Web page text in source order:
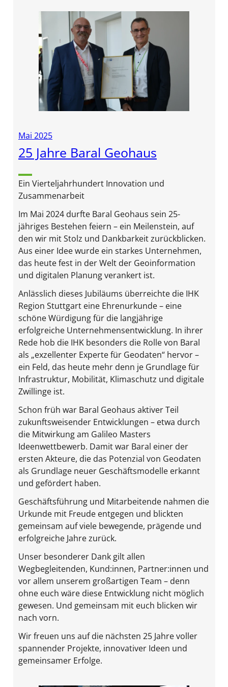
Mai 2025
25 Jahre Baral Geohaus
Ein Vierteljahrhundert Innovation und
Zusammenarbeit
Im Mai 2024 durfte Baral Geohaus sein 25-
jähriges Bestehen feiern – ein Meilenstein, auf
den wir mit Stolz und Dankbarkeit zurückblicken.
Aus einer Idee wurde ein starkes Unternehmen,
das heute fest in der Welt der Geoinformation
und digitalen Planung verankert ist.
Anlässlich dieses Jubiläums überreichte die IHK
Region Stuttgart eine Ehrenurkunde – eine
schöne Würdigung für die langjährige
erfolgreiche Unternehmensentwicklung. In ihrer
Rede hob die IHK besonders die Rolle von Baral
als „exzellenter Experte für Geodaten“ hervor –
ein Feld, das heute mehr denn je Grundlage für
Infrastruktur, Mobilität, Klimaschutz und digitale
Zwillinge ist.
Schon früh war Baral Geohaus aktiver Teil
zukunftsweisender Entwicklungen – etwa durch
die Mitwirkung am Galileo Masters
Ideenwettbewerb. Damit war Baral einer der
ersten Akteure, die das Potenzial von Geodaten
als Grundlage neuer Geschäftsmodelle erkannt
und gefördert haben.
Geschäftsführung und Mitarbeitende nahmen die
Urkunde mit Freude entgegen und blickten
gemeinsam auf viele bewegende, prägende und
erfolgreiche Jahre zurück.
Unser besonderer Dank gilt allen
Wegbegleitenden, Kund:innen, Partner:innen und
vor allem unserem großartigen Team – denn
ohne euch wäre diese Entwicklung nicht möglich
gewesen. Und gemeinsam mit euch blicken wir
nach vorn.
Wir freuen uns auf die nächsten 25 Jahre voller
spannender Projekte, innovativer Ideen und
gemeinsamer Erfolge.